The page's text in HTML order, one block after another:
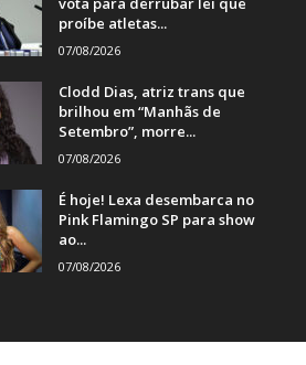
proíbe atletas...
07/08/2026
Clodd Dias, atriz trans que
brilhou em “Manhãs de
Setembro”, morre...
07/08/2026
É hoje! Lexa desembarca no
Pink Flamingo SP para show
ao...
07/08/2026